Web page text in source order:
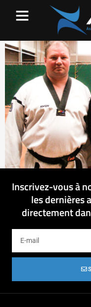
Inscrivez-vous à
les dernières
directement